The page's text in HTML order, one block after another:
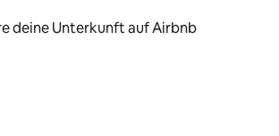
deine Unterkunft auf Airbnb